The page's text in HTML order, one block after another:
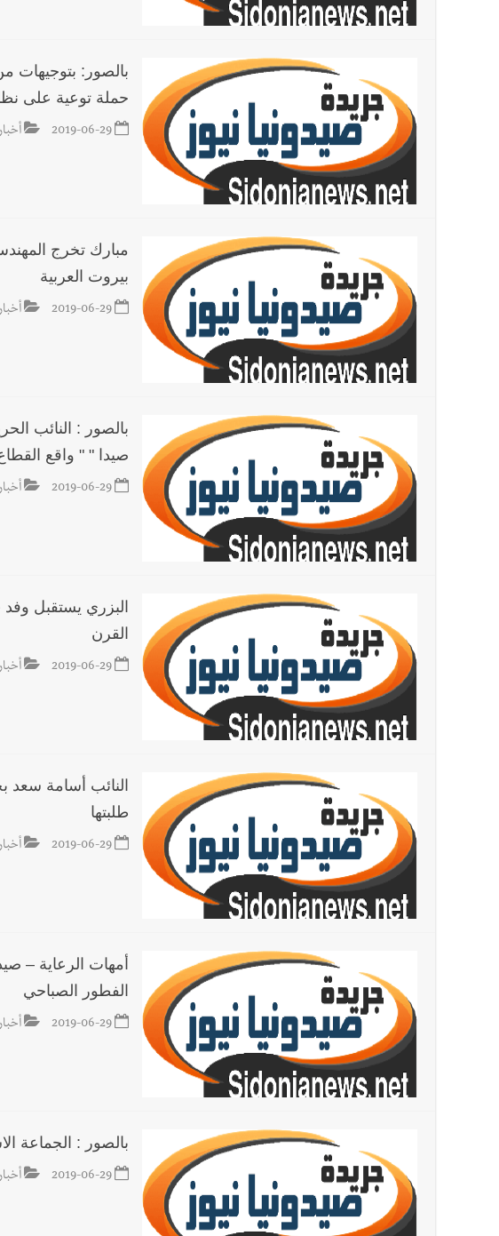
العالم العربي
تستمر هذه المعاناة التي تمزق القلوب والضمائر؟
بالصور:
حملة توعية على
2019-06-29
مبارك تخرج
بيروت العربية
2019-06-29
بالصور : النائب
صيدا " " واقع
2019-06-29
البزري يستقبل
القرن
2019-06-29
النائب أسامة سعد
طلبتها
2019-06-29
أمهات الرعاية –
الفطور الصباحي
2019-06-29
بالصور : الجماعة
2019-06-29